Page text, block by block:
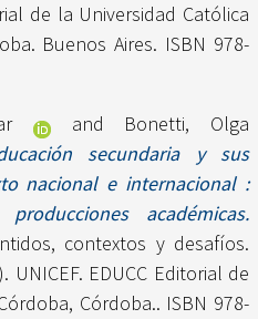
de la Universidad Católica
Buenos Aires. ISBN 978-
and Bonetti, Olga
secundaria y sus
nacional e internacional :
académicas.
contextos y desafíos.
UNICEF. EDUCC Editorial de
Córdoba.. ISBN 978-